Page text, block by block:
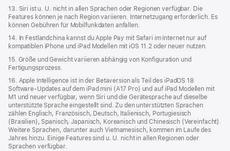
13. Siri ist u. U. nicht in allen Sprachen oder Regionen verfügbar. Die
Features können je nach Region variieren. Internetzugang erforderlich. Es
können Gebühren für Mobilfunkdaten anfallen.
14. In Festlandchina kannst du Apple Pay mit Safari im Internet nur auf
kompatiblen iPhone und iPad Modellen mit iOS 11.2 oder neuer nutzen.
15. Größe und Gewicht variieren abhängig von Konfiguration und
Fertigungsprozess.
16. Apple Intelligence ist in der Betaversion als Teil des iPadOS 18
Software-Updates auf dem iPad mini (A17 Pro) und auf iPad Modellen mit
M1 und neuer verfügbar, wenn Siri und die Gerätesprache auf dieselbe
unterstützte Sprache eingestellt sind. Zu den unterstützten Sprachen
zählen Englisch, Französisch, Deutsch, Italienisch, Portugiesisch
(Brasilien), Spanisch, Japanisch, Koreanisch und Chinesisch (Vereinfacht).
Weitere Sprachen, darunter auch Vietnamesisch, kommen im Laufe des
Jahres hinzu. Einige Features sind u. U. nicht in allen Regionen oder
Sprachen verfügbar.